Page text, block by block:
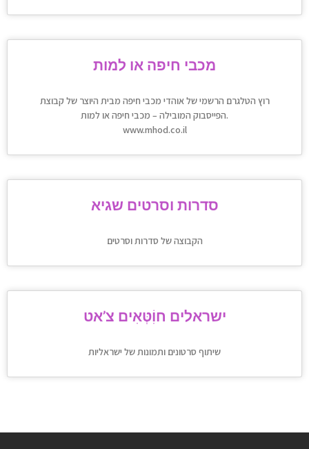
מכבי חיפה או למות
רוץ הטלגרם הרשמי של אוהדי מכבי חיפה מבית היוצר של קבוצת
הפייסבוק המובילה – מכבי חיפה או למות.
www.mhod.co.il
סדרות וסרטים שגיא
הקבוצה של סדרות וסרטים
ישראלים חוִֹטְּאִים צ’אט
שיתוף סרטונים ותמונות של ישראליות